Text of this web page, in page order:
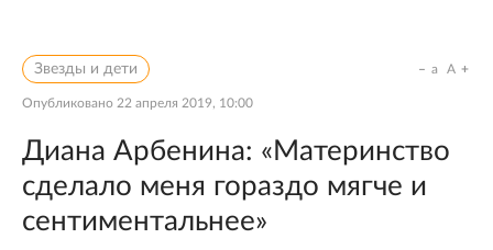
Звезды и дети
Опубликовано 22 апреля 2019, 10:00
a A
Диана Арбенина: «Материнство
сделало меня гораздо мягче и
сентиментальнее»